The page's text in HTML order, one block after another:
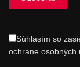
Súhlasím so
ochrane osobných